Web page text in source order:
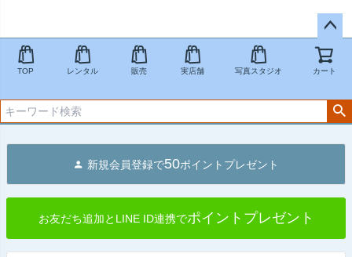
ペー
ジト
へ
TOP レンタル 販売 実店舗 写真スタジオ カート
新規会員登録で50ポイントプレゼント
お友だち追加とLINE ID連携でポイントプレゼント